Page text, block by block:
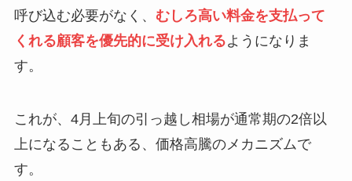
呼び込む必要がなく、 むしろ高い料金を支払って
くれる顧客を優先的に受け入れるようになりま
す。
これが、4月上旬の引っ越し相場が通常期の2倍以
上になることもある、価格高騰のメカニズムで
す。